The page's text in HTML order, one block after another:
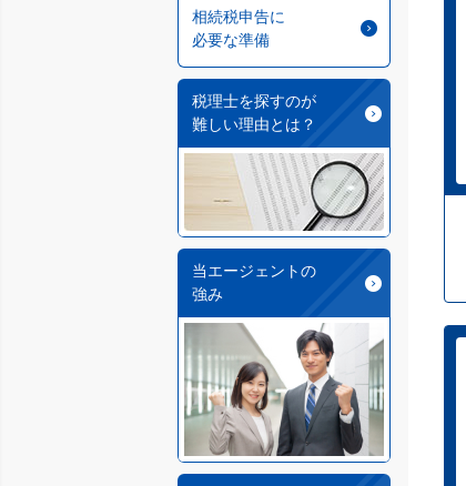
相続税申告に
必要な準備
税理士を探すのが
難しい理由とは？
当エージェントの
強み